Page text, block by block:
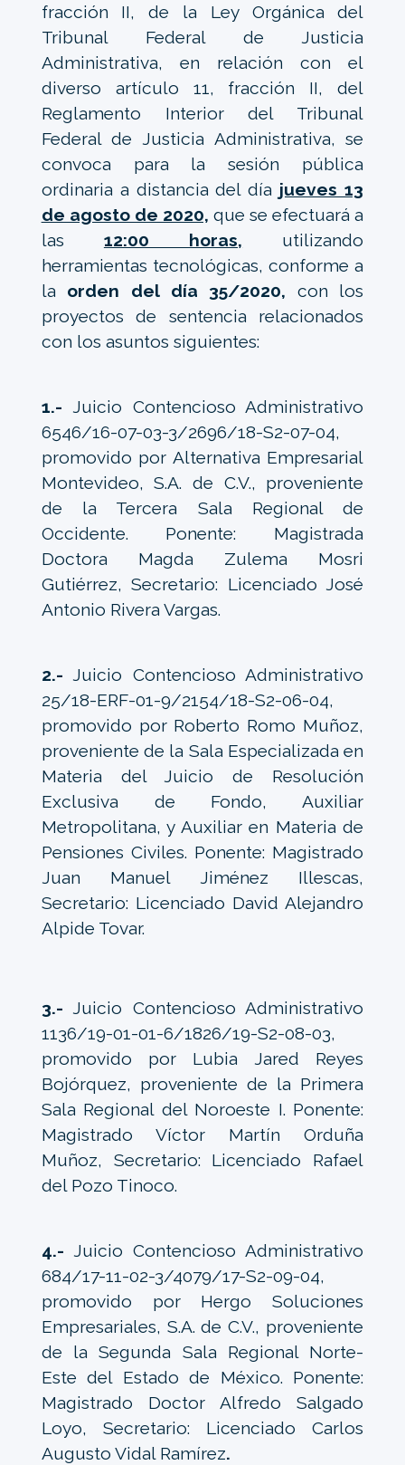
fracción II, de la Ley Orgánica del
Tribunal Federal de Justicia
Administrativa, en relación con el
diverso artículo 11, fracción II, del
Reglamento Interior del Tribunal
Federal de Justicia Administrativa, se
convoca para la sesión pública
ordinaria a distancia del día jueves 13
de agosto de 2020, que se efectuará a
las 12:00 horas, utilizando
herramientas tecnológicas, conforme a
la orden del día 35/2020, con los
proyectos de sentencia relacionados
con los asuntos siguientes:
1.- Juicio Contencioso Administrativo
6546/16-07-03-3/2696/18-S2-07-04,
promovido por Alternativa Empresarial
Montevideo, S.A. de C.V., proveniente
de la Tercera Sala Regional de
Occidente. Ponente: Magistrada
Doctora Magda Zulema Mosri
Gutiérrez, Secretario: Licenciado José
Antonio Rivera Vargas.
2.- Juicio Contencioso Administrativo
25/18-ERF-01-9/2154/18-S2-06-04,
promovido por Roberto Romo Muñoz,
proveniente de la Sala Especializada en
Materia del Juicio de Resolución
Exclusiva de Fondo, Auxiliar
Metropolitana, y Auxiliar en Materia de
Pensiones Civiles. Ponente: Magistrado
Juan Manuel Jiménez Illescas,
Secretario: Licenciado David Alejandro
Alpide Tovar.
3.- Juicio Contencioso Administrativo
1136/19-01-01-6/1826/19-S2-08-03,
promovido por Lubia Jared Reyes
Bojórquez, proveniente de la Primera
Sala Regional del Noroeste I. Ponente:
Magistrado Víctor Martín Orduña
Muñoz, Secretario: Licenciado Rafael
del Pozo Tinoco.
4.- Juicio Contencioso Administrativo
684/17-11-02-3/4079/17-S2-09-04,
promovido por Hergo Soluciones
Empresariales, S.A. de C.V., proveniente
de la Segunda Sala Regional Norte-
Este del Estado de México. Ponente:
Magistrado Doctor Alfredo Salgado
Loyo, Secretario: Licenciado Carlos
Augusto Vidal Ramírez.